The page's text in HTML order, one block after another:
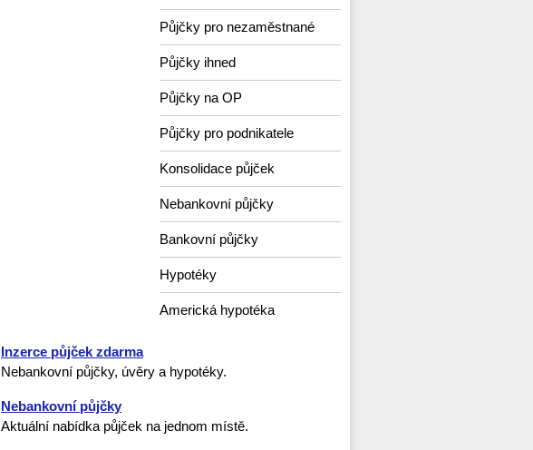
Půjčky pro nezaměstnané
Půjčky ihned
Půjčky na OP
Půjčky pro podnikatele
Konsolidace půjček
Nebankovní půjčky
Bankovní půjčky
Hypotéky
Americká hypotéka
Inzerce půjček zdarma
Nebankovní půjčky, úvěry a hypotéky.
Nebankovní půjčky
Aktuální nabídka půjček na jednom místě.